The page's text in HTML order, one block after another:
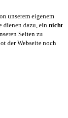
unserem eigenem
dienen dazu, ein nicht
Seiten zu
der Webseite noch